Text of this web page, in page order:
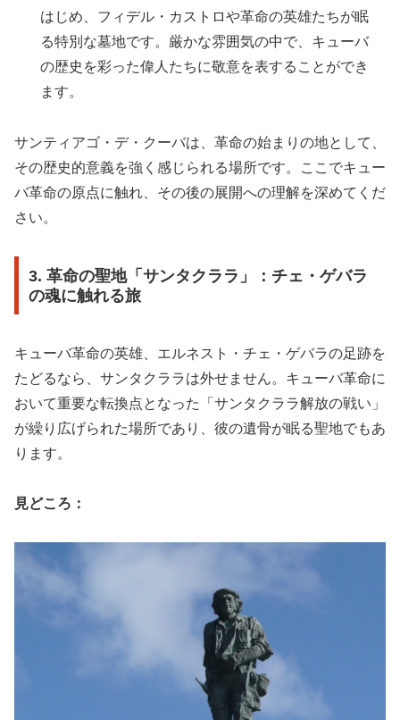
はじめ、フィデル・カストロや革命の英雄たちが眠
る特別な墓地です。厳かな雰囲気の中で、キューバ
の歴史を彩った偉人たちに敬意を表することができ
ます。
サンティアゴ・デ・クーバは、革命の始まりの地として、
その歴史的意義を強く感じられる場所です。ここでキュー
バ革命の原点に触れ、その後の展開への理解を深めてくだ
さい。
3. 革命の聖地「サンタクララ」：チェ・ゲバラ
の魂に触れる旅
キューバ革命の英雄、エルネスト・チェ・ゲバラの足跡を
たどるなら、サンタクララは外せません。キューバ革命に
おいて重要な転換点となった「サンタクララ解放の戦い」
が繰り広げられた場所であり、彼の遺骨が眠る聖地でもあ
ります。
見どころ：